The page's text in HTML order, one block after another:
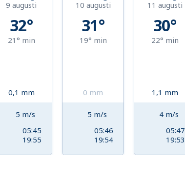
9 augusti
32°
21° min
0,1 mm
5 m/s
05:45
19:55
10 augusti
31°
19° min
0 mm
5 m/s
05:46
19:54
11 augusti
30°
22° min
1,1 mm
4 m/s
05:47
19:53